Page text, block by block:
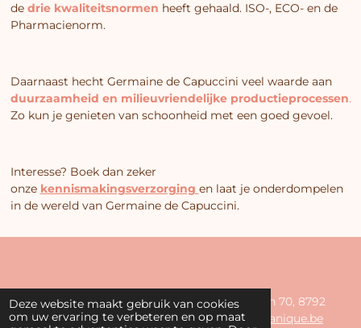
Deze website maakt gebruik van cookies
om uw ervaring te verbeteren en op maat
de drie kwaliteitsnormen heeft gehaald. ISO-, ECO- en de
Pharmacienorm.
Daarnaast hecht Germaine de Capuccini veel waarde aan
duurzaamheid en milieuvriendelijke productieprocessen.
Zo kun je genieten van schoonheid met een goed gevoel.
Interesse? Boek dan zeker
onze kennismakingsverzorging en laat je onderdompelen
in de wereld van Germaine de Capuccini.
© 2024 - 2026 La Beautanique - Astridlaan 70, 8792
Desselgem - 0499 60 61 31-info@labeautanique.be